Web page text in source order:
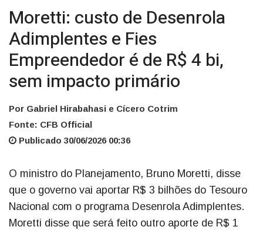
Moretti: custo de Desenrola
Adimplentes e Fies
Empreendedor é de R$ 4 bi,
sem impacto primário
Por Gabriel Hirabahasi e Cícero Cotrim
Fonte: CFB Official
Publicado 30/06/2026 00:36
O ministro do Planejamento, Bruno Moretti, disse
que o governo vai aportar R$ 3 bilhões do Tesouro
Nacional com o programa Desenrola Adimplentes.
Moretti disse que será feito outro aporte de R$ 1